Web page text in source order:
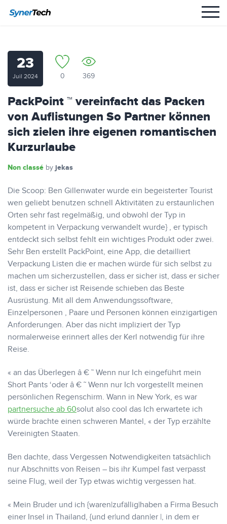
23
Juil 2024 0 369
PackPoint ™ vereinfacht das Packen
von Auflistungen So Partner können
sich zielen ihre eigenen romantischen
Kurzurlaube
Non classé by jekas
Die Scoop: Ben Gillenwater wurde ein begeisterter Tourist
wen geliebt benutzen schnell Aktivitäten zu erstaunlichen
Orten sehr fast regelmäßig, und obwohl der Typ in
kompetent in Verpackung verwandelt wurde} , er typisch
entdeckt sich selbst fehlt ein wichtiges Produkt oder zwei.
Sehr Ben erstellt PackPoint, eine App, die detailliert
Verpackung Listen die er machen würde für sich selbst zu
machen um sicherzustellen, dass er sicher ist, dass er sicher
ist, dass er sicher ist Reisende schieben das Beste
Ausrüstung. Mit all dem Anwendungssoftware,
Einzelpersonen , Paare und Personen können einzigartigen
Anforderungen. Aber das nicht impliziert der Typ
normalerweise erinnert alles der Kerl notwendig für ihre
Reise.
« an das Überlegen â € ˜ Wenn nur Ich eingeführt mein
Short Pants ‘oder â € ˜ Wenn nur Ich vorgestellt meinen
persönlichen Regenschirm. Wann in New York, es war
partnersuche ab 60solut also cool das Ich erwartete ich
würde brachte einen schweren Mantel, « der Typ erzählte
Vereinigten Staaten.
Ben dachte, dass Vergessen Notwendigkeiten tatsächlich
nur Abschnitts von Reisen – bis ihr Kumpel fast verpasst
seine Flug, weil der Typ etwas wichtig vergessen hat.
« Mein Bruder und ich {waren|zufällig|haben a Firma Besuch
einer Insel in Thailand, {und er|und dann|er |, in dem er